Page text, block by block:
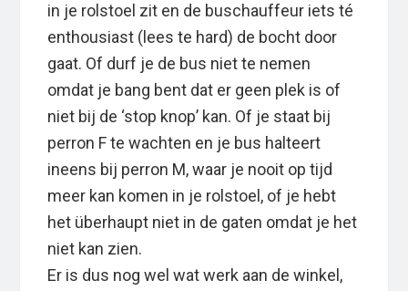
in je rolstoel zit en de buschauffeur iets té
enthousiast (lees te hard) de bocht door
gaat. Of durf je de bus niet te nemen
omdat je bang bent dat er geen plek is of
niet bij de ‘stop knop’ kan. Of je staat bij
perron F te wachten en je bus halteert
ineens bij perron M, waar je nooit op tijd
meer kan komen in je rolstoel, of je hebt
het überhaupt niet in de gaten omdat je het
niet kan zien.
Er is dus nog wel wat werk aan de winkel,